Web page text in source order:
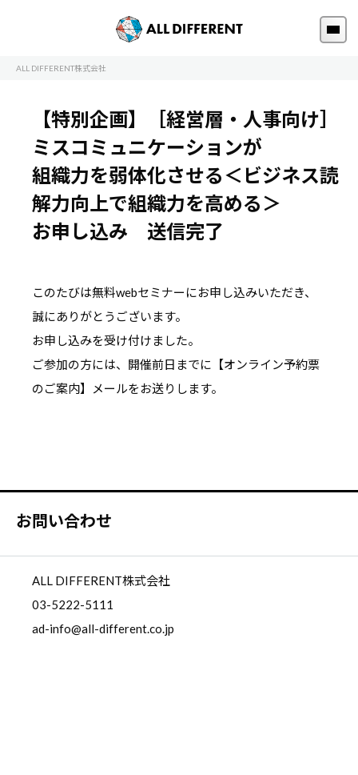
ALL DIFFERENT株式会社
【特別企画】［経営層・人事向け］
ミスコミュニケーションが
組織力を弱体化させる＜ビジネス読
解力向上で組織力を高める＞
お申し込み 送信完了
このたびは無料webセミナーにお申し込みいただき、
誠にありがとうございます。
お申し込みを受け付けました。
ご参加の方には、開催前日までに【オンライン予約票
のご案内】メールをお送りします。
お問い合わせ
ALL DIFFERENT株式会社
03-5222-5111
ad-info@all-different.co.jp